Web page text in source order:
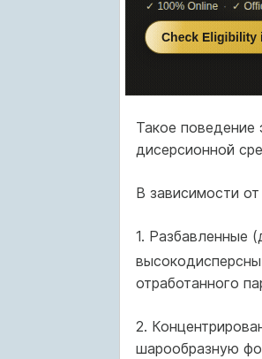
Такое поведение
дисерсионной
В зависимости
1. Разбавленные
отработанного
2.
шарообразную